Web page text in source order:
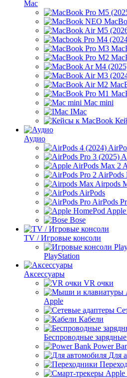
Mac
Mac mini
IMac
Аудио
AirPods
Airpods
AirPods
AirPods
Bose
TV / Игровые консоли
PlayStation
Аксессуары
VR очки
Apple
Кабели
Беспроводные зарядные
Power
Для